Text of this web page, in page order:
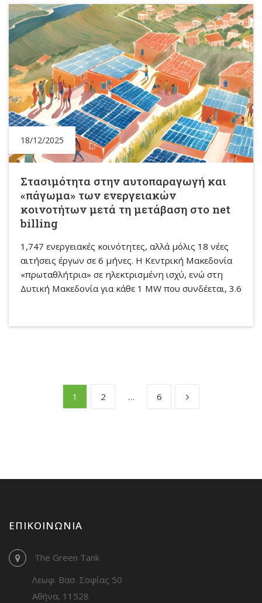
18/12/2025
Στασιμότητα στην αυτοπαραγωγή και
«πάγωμα» των ενεργειακών
κοινοτήτων μετά τη μετάβαση στο net
billing
1,747 ενεργειακές κοινότητες, αλλά μόλις 18 νέες
αιτήσεις έργων σε 6 μήνες. Η Κεντρική Μακεδονία
«πρωταθλήτρια» σε ηλεκτρισμένη ισχύ, ενώ στη
Δυτική Μακεδονία για κάθε 1 MW που συνδέεται, 3.6
1 2 … 6
ΕΠΙΚΟΙΝΩΝΊΑ
The Green Tank
Λεωφ. Βασ. Σοφίας 50
Αθήνα, 11528